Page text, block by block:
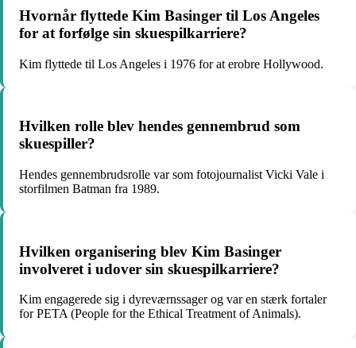
Hvornår flyttede Kim Basinger til Los Angeles
for at forfølge sin skuespilkarriere?
Kim flyttede til Los Angeles i 1976 for at erobre Hollywood.
Hvilken rolle blev hendes gennembrud som
skuespiller?
Hendes gennembrudsrolle var som fotojournalist Vicki Vale i
storfilmen Batman fra 1989.
Hvilken organisering blev Kim Basinger
involveret i udover sin skuespilkarriere?
Kim engagerede sig i dyreværnssager og var en stærk fortaler
for PETA (People for the Ethical Treatment of Animals).